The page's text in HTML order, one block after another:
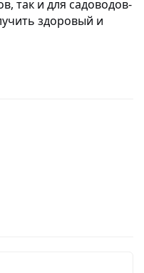
так и для садоводов-
здоровый и